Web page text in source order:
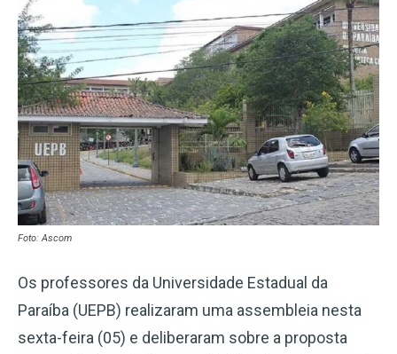
Foto: Ascom
Os professores da Universidade Estadual da
Paraíba (UEPB) realizaram uma assembleia nesta
sexta-feira (05) e deliberaram sobre a proposta